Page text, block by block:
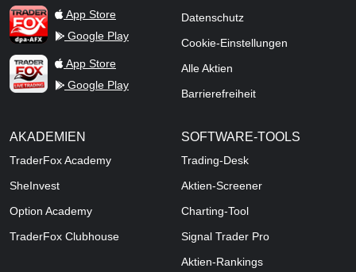
TraderFox dpa-AFX ProFeed
App Store
Google Play
TraderFox Live Trading
App Store
Google Play
Datenschutz
Cookie-Einstellungen
Alle Aktien
Barrierefreiheit
AKADEMIEN
TraderFox Academy
SheInvest
Option Academy
TraderFox Clubhouse
SOFTWARE-TOOLS
Trading-Desk
Aktien-Screener
Charting-Tool
Signal Trader Pro
Aktien-Rankings